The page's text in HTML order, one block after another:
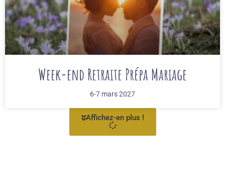
Week-end Retraite Prépa Mariage
6-7 mars 2027
Affichez-en plus !